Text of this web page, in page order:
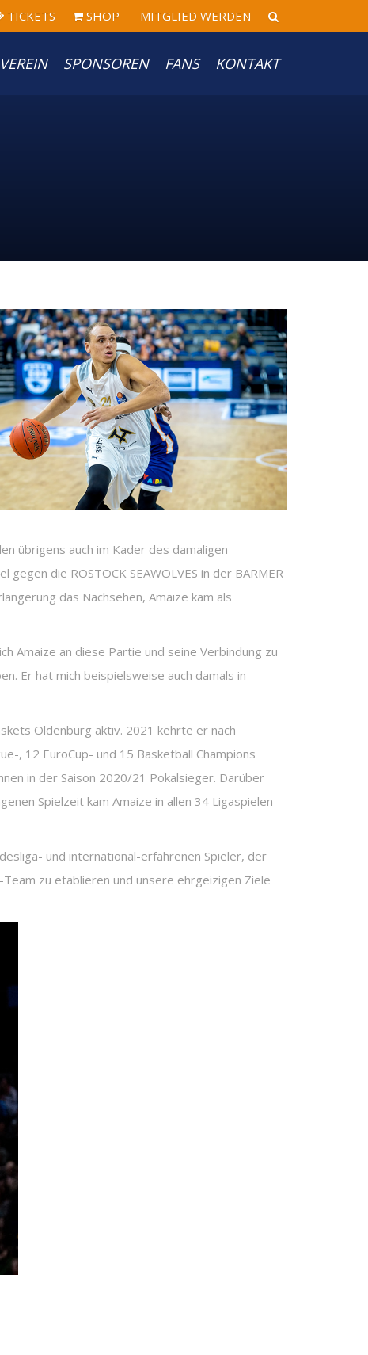
TICKETS SHOP MITGLIED WERDEN
VEREIN SPONSOREN FANS KONTAKT
übrigens auch im Kader des damaligen
die ROSTOCK SEAWOLVES in der BARMER
das Nachsehen, Amaize kam als
Amaize an diese Partie und seine Verbindung zu
Er hat mich beispielsweise auch damals in
Oldenburg aktiv. 2021 kehrte er nach
, 12 EuroCup- und 15 Basketball Champions
in der Saison 2020/21 Pokalsieger. Darüber
Spielzeit kam Amaize in allen 34 Ligaspielen
und international-erfahrenen Spieler, der
zu etablieren und unsere ehrgeizigen Ziele